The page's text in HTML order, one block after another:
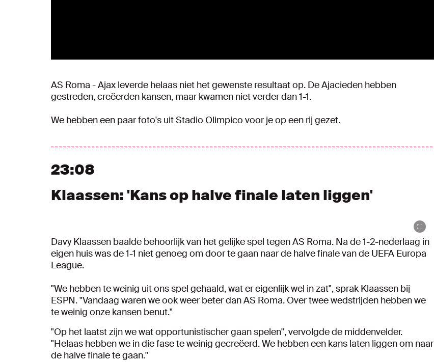
AS Roma - Ajax leverde helaas niet het gewenste resultaat op. De Ajacieden hebben
gestreden, creëerden kansen, maar kwamen niet verder dan 1-1.
We hebben een paar foto's uit Stadio Olimpico voor je op een rij gezet.
23:08
Klaassen: 'Kans op halve finale laten liggen'
Davy Klaassen baalde behoorlijk van het gelijke spel tegen AS Roma. Na de 1-2-nederlaag in
eigen huis was de 1-1 niet genoeg om door te gaan naar de halve finale van de UEFA Europa
League.
"We hebben te weinig uit ons spel gehaald, wat er eigenlijk wel in zat", sprak Klaassen bij
ESPN. "Vandaag waren we ook weer beter dan AS Roma. Over twee wedstrijden hebben we
te weinig onze kansen benut."
"Op het laatst zijn we wat opportunistischer gaan spelen", vervolgde de middenvelder.
"Helaas hebben we in die fase te weinig gecreëerd. We hebben een kans laten liggen om naar
de halve finale te gaan."